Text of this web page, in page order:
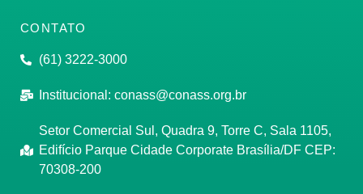
CONTATO
(61) 3222-3000
Institucional: conass@conass.org.br
Setor Comercial Sul, Quadra 9, Torre C, Sala 1105,
Edifício Parque Cidade Corporate Brasília/DF CEP:
70308-200